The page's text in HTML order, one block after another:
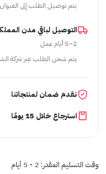
يتم توصيل الطلب إلى
التوصيل لباقي مدن
2–5 أيام عمل
يتم شحن الطلب عبر شركة
نقدم ضمان لمنتجاتنا
استرجاع خلال 15 يومًا
وقت التسليم المقدر: 2 - 5 أيام